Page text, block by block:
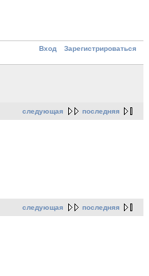
Вход Зарегистрироваться
следующая последняя
следующая последняя